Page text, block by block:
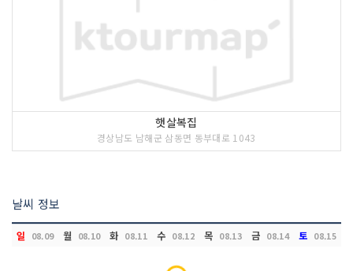
햇살복집
경상남도 남해군 삼동면 동부대로 1043
날씨 정보
일 08.09 월 08.10 화 08.11 수 08.12 목 08.13 금 08.14 토 08.15